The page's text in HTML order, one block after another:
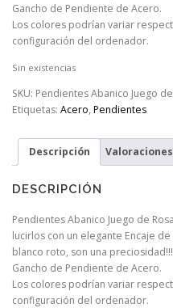
Gancho de Pendiente de Acero.
Los colores podrían variar
configuración del ordenador.
Sin existencias
SKU: Pendientes Abanico Juego
Etiquetas: Acero, Pendientes
Descripción
DESCRIPCIÓN
Pendientes Abanico Juego de
lucirlos con un elegante Encaje
blanco roto, son una preciosidad!!!
Gancho de Pendiente de Acero.
Los colores podrían variar
configuración del ordenador.